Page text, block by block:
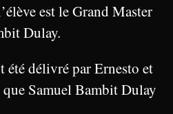
est le Grand Master
Dulay.
été délivré par Ernesto et
Samuel Bambit Dulay